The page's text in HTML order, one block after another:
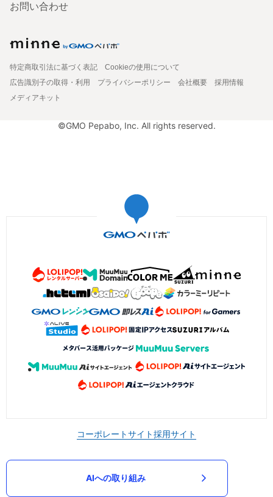
お問い合わせ
特定商取引法に基づく表記
Cookieの使用について
広告識別子の取得・利用
プライバシーポリシー 会社概要
採用情報
メディアキット
©GMO Pepabo, Inc. All rights reserved.
コーポレートサイト採用サイト
AIへの取り組み